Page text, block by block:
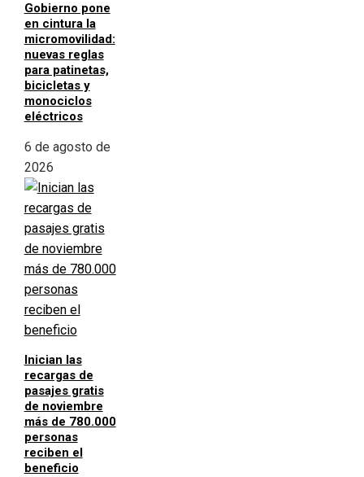
Gobierno pone
en cintura la
micromovilidad:
nuevas reglas
para patinetas,
bicicletas y
monociclos
eléctricos
6 de agosto de
2026
Inician las
recargas de
pasajes gratis
de noviembre
más de 780.000
personas
reciben el
beneficio